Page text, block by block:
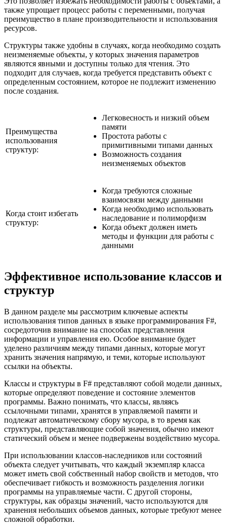
также упрощает процесс работы с переменными, получая
преимущество в плане производительности и использования
ресурсов.
Структуры также удобны в случаях, когда необходимо создать
неизменяемые объекты, у которых значения параметров
являются явными и доступны только для чтения. Это
подходит для случаев, когда требуется представить объект с
определенным состоянием, которое не подлежит изменению
после создания.
Преимущества
использования
структур:
Легковесность и низкий объем
памяти
Простота работы с
примитивными типами данных
Возможность создания
неизменяемых объектов
Когда стоит избегать
структур:
Когда требуются сложные
взаимосвязи между данными
Когда необходимо использовать
наследование и полиморфизм
Когда объект должен иметь
методы и функции для работы с
данными
Эффективное использование классов и
структур
В данном разделе мы рассмотрим ключевые аспекты
использования типов данных в языке программирования F#,
сосредоточив внимание на способах представления
информации и управления ею. Особое внимание будет
уделено различиям между типами данных, которые могут
хранить значения напрямую, и теми, которые используют
ссылки на объекты.
Классы и структуры в F# представляют собой модели данных,
которые определяют поведение и состояние элементов
программы. Важно понимать, что классы, являясь
ссылочными типами, хранятся в управляемой памяти и
подлежат автоматическому сбору мусора, в то время как
структуры, представляющие собой значения, обычно имеют
статический объем и менее подвержены воздействию мусора.
При использовании классов-наследников или состояний
объекта следует учитывать, что каждый экземпляр класса
может иметь свой собственный набор свойств и методов, что
обеспечивает гибкость и возможность разделения логики
программы на управляемые части. С другой стороны,
структуры, как образцы значений, часто используются для
хранения небольших объемов данных, которые требуют менее
сложной обработки.